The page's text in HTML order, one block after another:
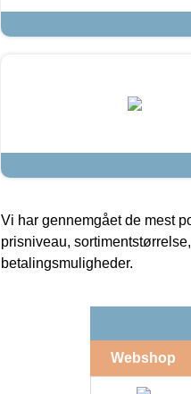
Vi har gennemgået de mest
prisniveau,
betalingsmuligheder.
Webshop